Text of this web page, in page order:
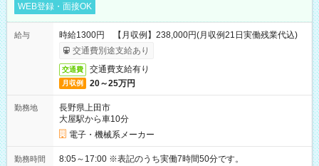
WEB登録・面接OK
給与
時給1300円 【月収例】238,000円(月収例21日実働残業代込)
交通費別途支給あり
交通費 交通費支給有り
月収例 20～25万円
勤務地
長野県上田市
大屋駅から車10分
電子・機械系メーカー
勤務時間 8:05～17:00 ※表記のうち実働7時間50分です。